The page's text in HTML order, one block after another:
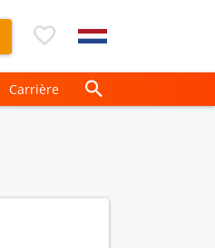
Carrière